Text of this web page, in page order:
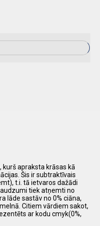
kurš apraksta krāsas kā
Šis ir subtraktīvais
t.i. tā ietvaros dažādi
tiek atņemti no
lāde sastāv no 0% ciāna,
Citiem vārdiem sakot,
ar kodu cmyk(0%,